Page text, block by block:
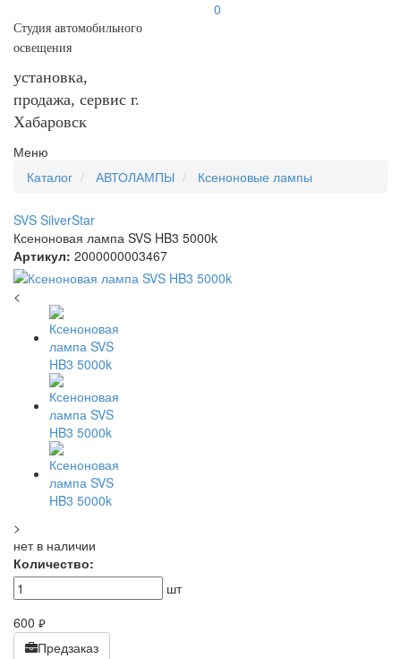
Студия автомобильного
освещения
установка,
продажа, сервис г.
Хабаровск
0
Меню
Каталог
АВТОЛАМПЫ Ксеноновые лампы
SVS SilverStar
Ксеноновая лампа SVS HB3 5000k
Артикул: 2000000003467
<
>
нет в наличии
Количество:
шт
600 руб.
Предзаказ